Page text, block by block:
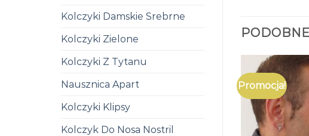
Kolczyki Damskie Srebrne
Kolczyki Zielone
Kolczyki Z Tytanu
Nausznica Apart
Kolczyki Klipsy
Kolczyk Do Nosa Nostril
Promocja!